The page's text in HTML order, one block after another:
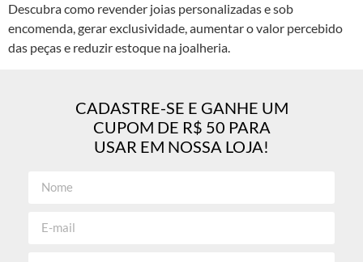
Descubra como revender joias personalizadas e sob
encomenda, gerar exclusividade, aumentar o valor percebido
das peças e reduzir estoque na joalheria.
CADASTRE-SE E GANHE UM
CUPOM DE R$ 50 PARA
USAR EM NOSSA LOJA!